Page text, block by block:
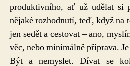
produktivního, ať už udělat si
nějaké rozhodnutí, teď, když na
jen sedět a cestovat – ano,
věc, nebo minimálně příprava.
Být a nemyslet. Dívat se